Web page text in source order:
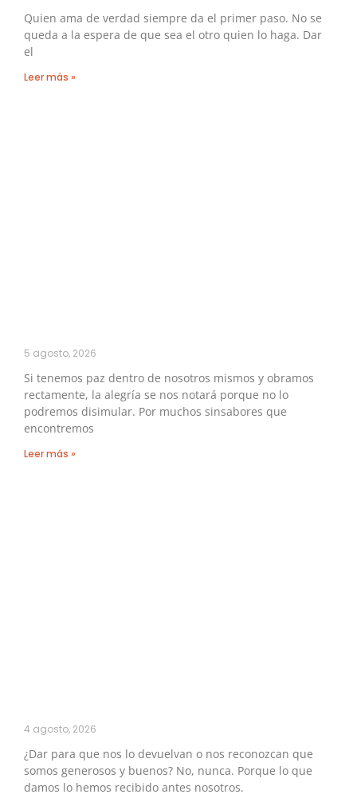
Quien ama de verdad siempre da el primer paso. No se
queda a la espera de que sea el otro quien lo haga. Dar
el
Leer más »
5 agosto, 2026
Si tenemos paz dentro de nosotros mismos y obramos
rectamente, la alegría se nos notará porque no lo
podremos disimular. Por muchos sinsabores que
encontremos
Leer más »
4 agosto, 2026
¿Dar para que nos lo devuelvan o nos reconozcan que
somos generosos y buenos? No, nunca. Porque lo que
damos lo hemos recibido antes nosotros.